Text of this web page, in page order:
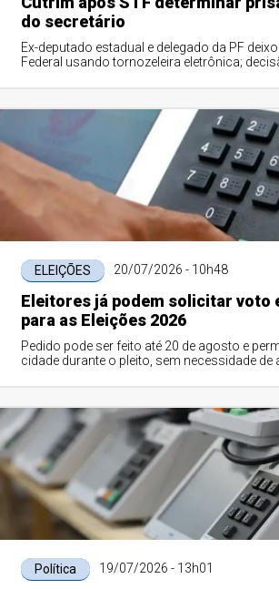
do secretário
Ex-deputado estadual e delegado da PF
Federal usando tornozeleira eletrônica;
ELEIÇÕES 20/07/2026 - 10h48
Eleitores já podem solicitar voto
para as Eleições 2026
Pedido pode ser feito até 20 de agosto e
cidade durante o pleito, sem necessidade de
Política 19/07/2026 - 13h01